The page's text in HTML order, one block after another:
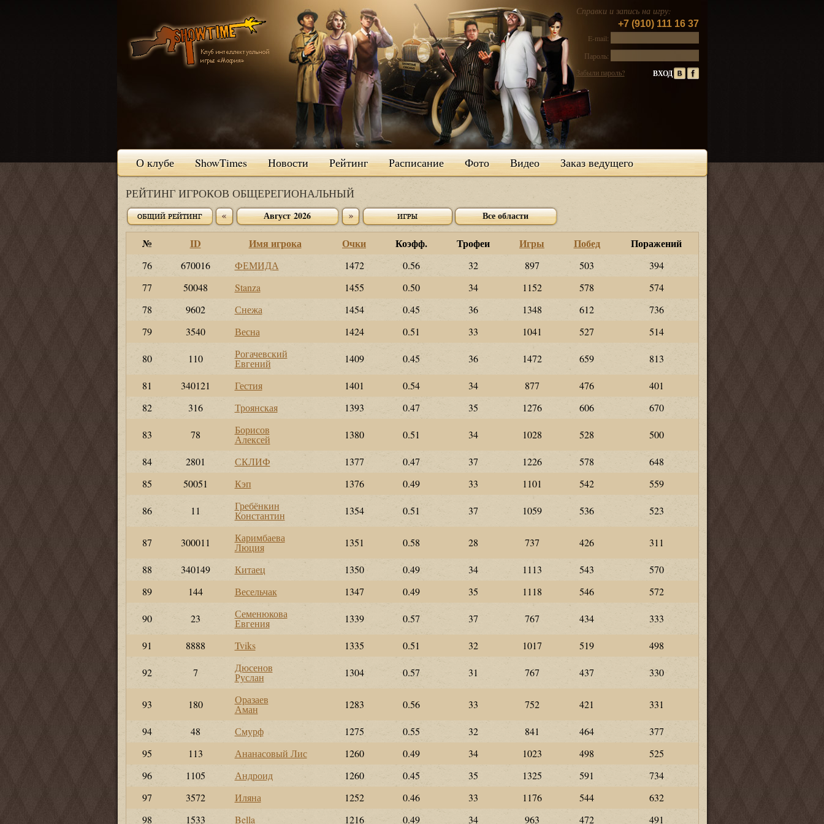
Справки и запись на игру:
+7 (910) 111 16 37
E-mail:
Пароль:
Забыли пароль?
О клубе ShowTimes Новости Рейтинг Расписание Фото Видео Заказ ведущего
РЕЙТИНГ ИГРОКОВ ОБЩЕРЕГИОНАЛЬНЫЙ
Август 2026 Все области
№ ID Имя игрока Очки Коэфф. Трофеи Игры Побед Поражений
76 670016 ФЕМИДА 1472 0.56 32 897 503
394
77
50048 Stanza 1455 0.50 34 1152 578
574
78
9602 Снежа 1454 0.45 36 1348 612
736
79
3540 Весна 1424 0.51 33 1041 527 514
80 110 Рогачевский
Евгений 1409 0.45 36 1472 659 813
81 340121 Гестия 1401 0.54 34 877 476
401
82
316 Троянская 1393 0.47 35 1276 606 670
83 78 Борисов
Алексей 1380 0.51 34 1028 528 500
84 2801 СКЛИФ 1377 0.47 37 1226 578
648
85
50051 Кэп 1376 0.49 33 1101 542 559
86 11 Гребёнкин
Константин 1354 0.51 37 1059 536 523
87 300011 Каримбаева
Люция 1351 0.58 28 737 426 311
88 340149 Китаец 1350 0.49 34 1113 543
570
89
144 Весельчак 1347 0.49 35 1118 546 572
90 23 Семенюкова
Евгения 1339 0.57 37 767 434 333
91 8888 Tviks 1335 0.51 32 1017 519 498
92 7 Дюсенов
Руслан 1304 0.57 31 767 437 330
93 180 Оразаев
Аман 1283 0.56 33 752 421 331
94 48 Смурф 1275 0.55 32 841 464
377
95
113 Ананасовый Лис 1260 0.49 34 1023 498
525
96
1105 Андроид 1260 0.45 35 1325 591
734
97
3572 Иляна 1252 0.46 33 1176 544
632
98
1533 Bella 1216 0.49 34 963 472 491